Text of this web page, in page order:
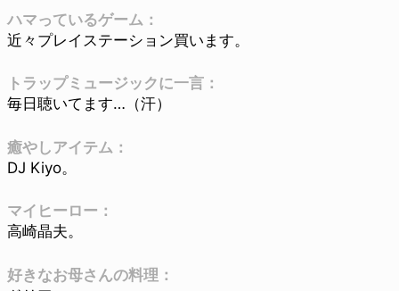
ハマっているゲーム：
近々プレイステーション買います。
トラップミュージックに一言：
毎日聴いてます…（汗）
癒やしアイテム：
DJ Kiyo。
マイヒーロー：
高崎晶夫。
好きなお母さんの料理：